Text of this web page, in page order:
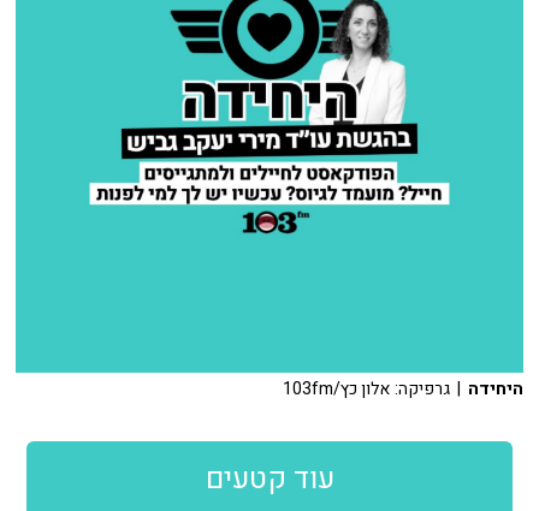
היחידה | גרפיקה: אלון כץ/103fm
עוד קטעים